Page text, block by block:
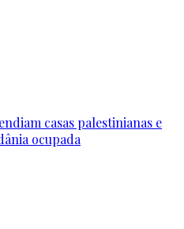
casas palestinianas e
ocupada